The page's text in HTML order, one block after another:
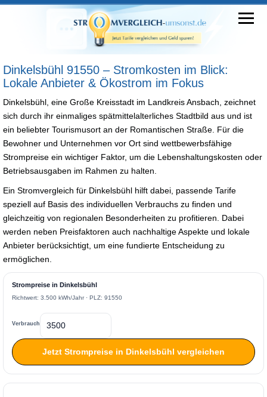
Dinkelsbühl 91550 – Stromkosten im Blick:
Lokale Anbieter & Ökostrom im Fokus
Dinkelsbühl, eine Große Kreisstadt im Landkreis Ansbach, zeichnet
sich durch ihr einmaliges spätmittelalterliches Stadtbild aus und ist
ein beliebter Tourismusort an der Romantischen Straße. Für die
Bewohner und Unternehmen vor Ort sind wettbewerbsfähige
Strompreise ein wichtiger Faktor, um die Lebenshaltungskosten oder
Betriebsausgaben im Rahmen zu halten.
Ein Stromvergleich für Dinkelsbühl hilft dabei, passende Tarife
speziell auf Basis des individuellen Verbrauchs zu finden und
gleichzeitig von regionalen Besonderheiten zu profitieren. Dabei
werden neben Preisfaktoren auch nachhaltige Aspekte und lokale
Anbieter berücksichtigt, um eine fundierte Entscheidung zu
ermöglichen.
Strompreise in Dinkelsbühl
Richtwert: 3.500 kWh/Jahr · PLZ: 91550
Verbrauch
Jetzt Strompreise in Dinkelsbühl vergleichen